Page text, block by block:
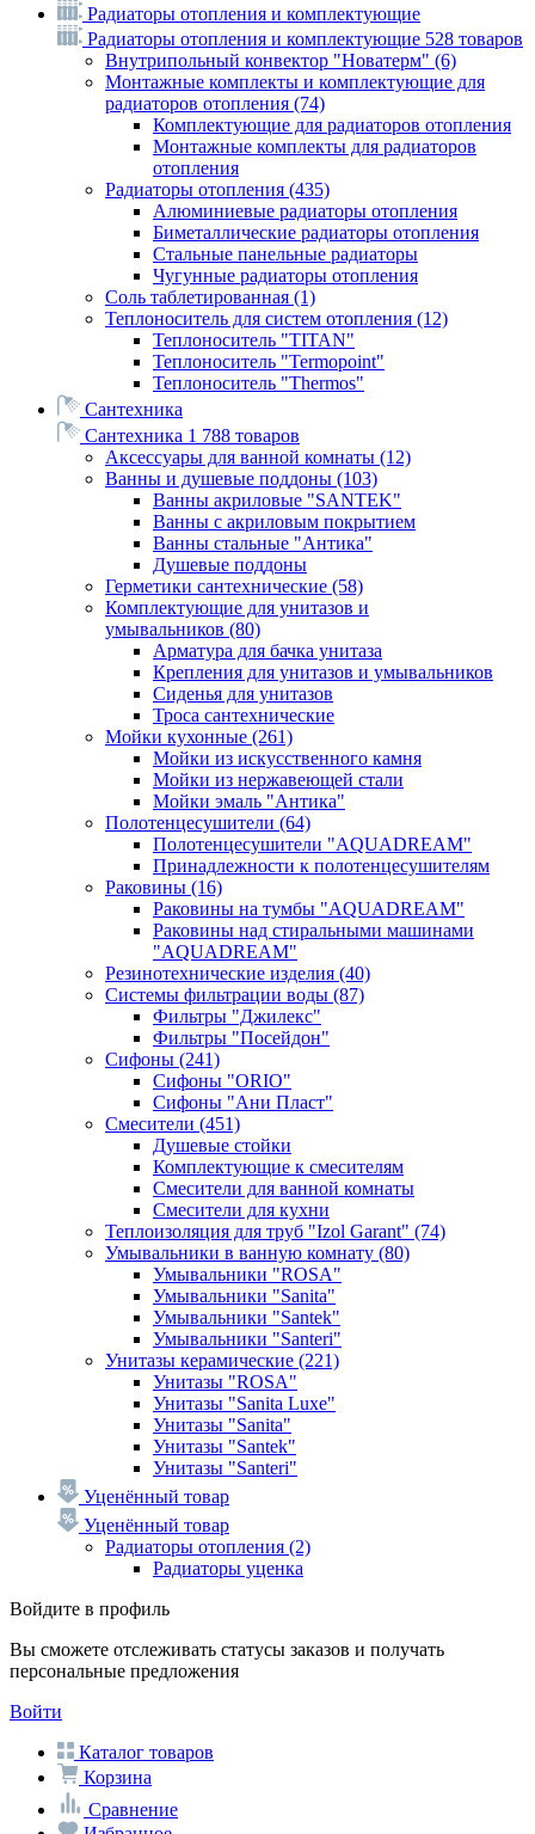
Радиаторы отопления и комплектующие
Радиаторы отопления и комплектующие 528 товаров
Внутрипольный конвектор "Новатерм" (6)
Монтажные комплекты и комплектующие для
радиаторов отопления (74)
Комплектующие для радиаторов отопления
Монтажные комплекты для радиаторов
отопления
Радиаторы отопления (435)
Алюминиевые радиаторы отопления
Биметаллические радиаторы отопления
Стальные панельные радиаторы
Чугунные радиаторы отопления
Соль таблетированная (1)
Теплоноситель для систем отопления (12)
Теплоноситель "TITAN"
Теплоноситель "Termopoint"
Теплоноситель "Thermos"
Сантехника
Сантехника 1 788 товаров
Аксессуары для ванной комнаты (12)
Ванны и душевые поддоны (103)
Ванны акриловые "SANTEK"
Ванны с акриловым покрытием
Ванны стальные "Антика"
Душевые поддоны
Герметики сантехнические (58)
Комплектующие для унитазов и
умывальников (80)
Арматура для бачка унитаза
Крепления для унитазов и умывальников
Сиденья для унитазов
Троса сантехнические
Мойки кухонные (261)
Мойки из искусственного камня
Мойки из нержавеющей стали
Мойки эмаль "Антика"
Полотенцесушители (64)
Полотенцесушители "AQUADREAM"
Принадлежности к полотенцесушителям
Раковины (16)
Раковины на тумбы "AQUADREAM"
Раковины над стиральными машинами
"AQUADREAM"
Резинотехнические изделия (40)
Системы фильтрации воды (87)
Фильтры "Джилекс"
Фильтры "Посейдон"
Сифоны (241)
Сифоны "ORIO"
Сифоны "Ани Пласт"
Смесители (451)
Душевые стойки
Комплектующие к смесителям
Смесители для ванной комнаты
Смесители для кухни
Теплоизоляция для труб "Izol Garant" (74)
Умывальники в ванную комнату (80)
Умывальники "ROSA"
Умывальники "Sanita"
Умывальники "Santek"
Умывальники "Santeri"
Унитазы керамические (221)
Унитазы "ROSA"
Унитазы "Sanita Luxe"
Унитазы "Sanita"
Унитазы "Santek"
Унитазы "Santeri"
Уценённый товар
Уценённый товар
Радиаторы отопления (2)
Радиаторы уценка
Войдите в профиль
Вы сможете отслеживать статусы заказов и получать
персональные предложения
Войти
Каталог товаров
Корзина
Сравнение